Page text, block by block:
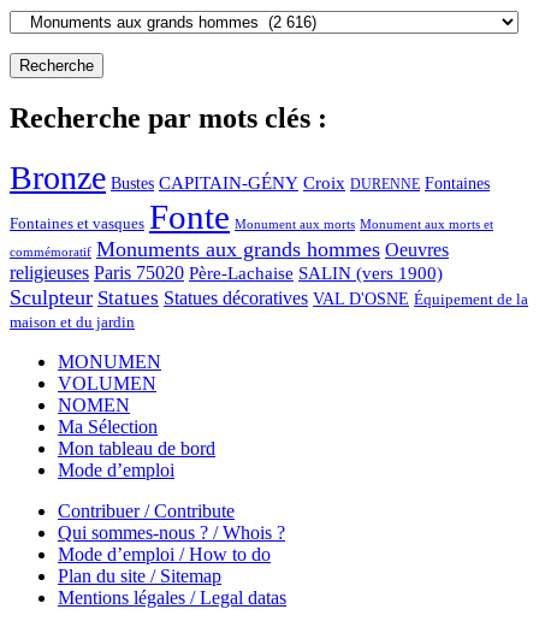
Recherche par mots clés :
Bronze Bustes CAPITAIN-GÉNY Croix DURENNE Fontaines
Fontaines et vasques Fonte Monument aux morts Monument aux morts et
commémoratif Monuments aux grands hommes Oeuvres
religieuses Paris 75020 Père-Lachaise SALIN (vers 1900)
Sculpteur Statues Statues décoratives VAL D'OSNE Équipement de la
maison et du jardin
MONUMEN
VOLUMEN
NOMEN
Ma Sélection
Mon tableau de bord
Mode d’emploi
Contribuer / Contribute
Qui sommes-nous ? / Whois ?
Mode d’emploi / How to do
Plan du site / Sitemap
Mentions légales / Legal datas